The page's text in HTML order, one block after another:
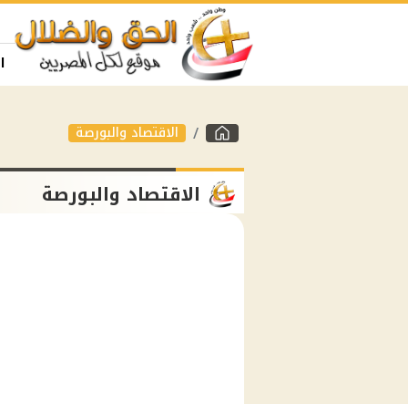
الاقتصاد والبورصة
الاقتصاد والبورصة